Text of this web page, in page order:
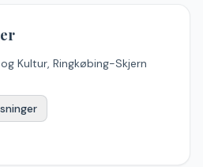
Kultur, Ringkøbing-Skjern